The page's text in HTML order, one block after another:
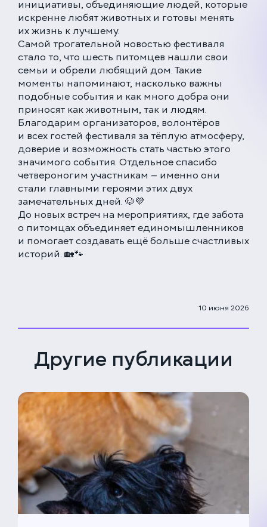
инициативы, объединяющие людей, которые
искренне любят животных и готовы менять
их жизнь к лучшему.
Самой трогательной новостью фестиваля
стало то, что шесть питомцев нашли свои
семьи и обрели любящий дом. Такие
моменты напоминают, насколько важны
подобные события и как много добра они
приносят как животным, так и людям.
Благодарим организаторов, волонтёров
и всех гостей фестиваля за тёплую атмосферу,
доверие и возможность стать частью этого
значимого события. Отдельное спасибо
четвероногим участникам — именно они
стали главными героями этих двух
замечательных дней. 🐶💜
До новых встреч на мероприятиях, где забота
о питомцах объединяет единомышленников
и помогает создавать ещё больше счастливых
историй. 🏡🐾
10 июня 2026
Другие публикации
Круглосуточно
Скоро открытие!
Многопрофильная клиника на Введенского
Москва, ул. Введенского, 24Б
+7 (499) 288-80-36
Клиника на Карамышевской набережной
Москва, Карамышевская наб., 2А
+7 (499) 288-80-36